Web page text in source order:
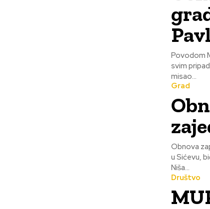
Povodom
svim
misao...
Grad
Obnova
u Sićevu,
Niša...
Društvo